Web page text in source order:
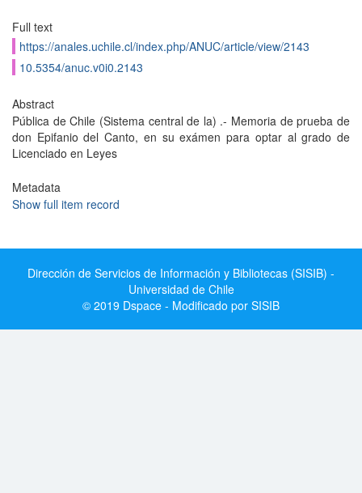
Full text
https://anales.uchile.cl/index.php/ANUC/article/view/2143
10.5354/anuc.v0i0.2143
Abstract
Pública de Chile (Sistema central de la) .- Memoria de prueba de
don Epifanio del Canto, en su exámen para optar al grado de
Licenciado en Leyes
Metadata
Show full item record
Dirección de Servicios de Información y Bibliotecas (SISIB) -
Universidad de Chile
© 2019 Dspace - Modificado por SISIB